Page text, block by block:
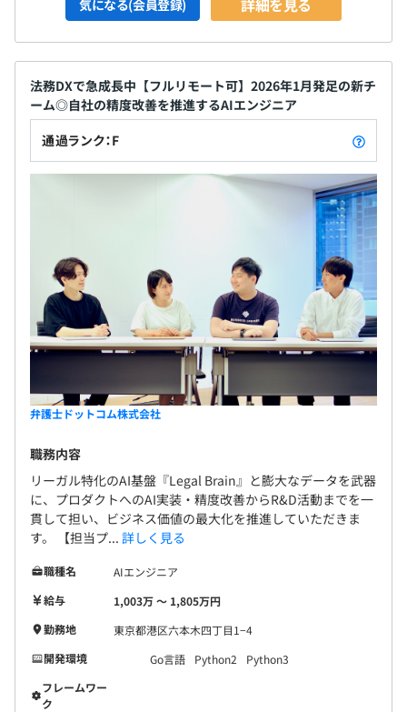
気になる(会員登録) 詳細を見る
法務DXで急成長中【フルリモート可】2026年1月発足の新チ
ーム◎自社の精度改善を推進するAIエンジニア
通過ランク：F
弁護士ドットコム株式会社
職務内容
リーガル特化のAI基盤『Legal Brain』と膨大なデータを武器
に、プロダクトへのAI実装・精度改善からR&D活動までを一
貫して担い、ビジネス価値の最大化を推進していただきま
す。 【担当プ... 詳しく見る
職種名
AIエンジニア
給与
1,003万 〜 1,805万円
勤務地
東京都港区六本木四丁目1−4
開発環境
Go言語 Python2
Python3
フレームワー
ク